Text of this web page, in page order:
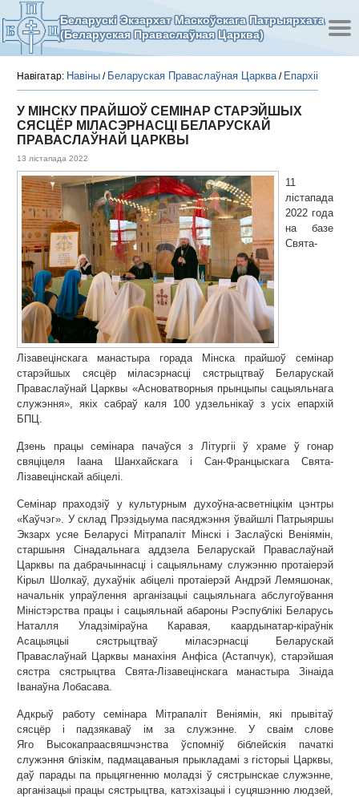
Беларускі Экзархат Маскоўскага Патрыярхата
(Беларуская Праваслаўная Царква)
Навігатар: Навіны / Беларуская Праваслаўная Царква/ Епархіі
У МІНСКУ ПРАЙШОЎ СЕМІНАР СТАРЭЙШЫХ
СЯСЦЁР МІЛАСЭРНАСЦІ БЕЛАРУСКАЙ
ПРАВАСЛАЎНАЙ ЦАРКВЫ
13 лістапада 2022
11
лістапада
2022 года
на базе
Свята-
Лізавецінскага манастыра горада Мінска прайшоў семінар
старэйшых сясцёр міласэрнасці сястрыцтваў Беларускай
Праваслаўнай Царквы «Асноватворныя прынцыпы сацыяльнага
служэння», якіх сабраў каля 100 удзельнікаў з усіх епархій
БПЦ.
Дзень працы семінара пачаўся з Літургіі ў храме ў гонар
свяціцеля Іаана Шанхайскага і Сан-Францыскага Свята-
Лізавецінскай абіцелі.
Семінар праходзіў у культурным духоўна-асветніцкім цэнтры
«Каўчэг». У склад Прэзідыума пасяджэння ўвайшлі Патрыяршы
Экзарх усяе Беларусі Мітрапаліт Мінскі і Заслаўскі Веніямін,
старшыня Сінадальнага аддзела Беларускай Праваслаўнай
Царквы па дабрачыннасці і сацыяльнаму служэнню протаіерэй
Кірыл Шолкаў, духаўнік абіцелі протаіерэй Андрэй Лемяшонак,
начальнік упраўлення арганізацыі сацыяльнага абслугоўвання
Міністэрства працы і сацыяльнай абароны Рэспублікі Беларусь
Наталля Уладзіміраўна Каравая, каардынатар-кіраўнік
Асацыяцыі сястрыцтваў міласэрнасці Беларускай
Праваслаўнай Царквы манахіня Анфіса (Астапчук), старэйшая
сястра сястрыцтва Свята-Лізавецінскага манастыра Зінаіда
Іванаўна Лобасава.
Адкрыў работу семінара Мітрапаліт Веніямін, які прывітаў
сясцёр і падзякаваў ім за служэнне. У сваім слове
Яго Высокапраасвяшчэнства ўспомніў біблейскія пачаткі
служэння блізкім, падмацаваныя прыкладамі з гісторыі Царквы,
даў парады па прыцягненню моладзі ў сястрынскае служэнне,
арганізацыі працы сястрыцтва, катэхізацыі і суцяшэнню людзей,